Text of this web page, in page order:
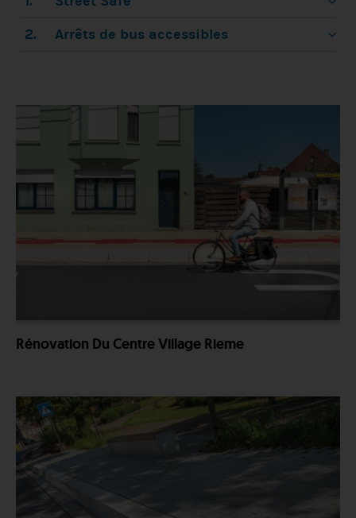
2.
Arrêts de bus accessibles
Rénovation Du Centre Village Rieme